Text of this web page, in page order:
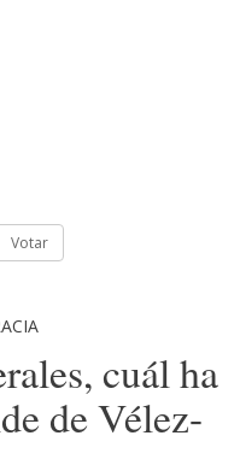
Votar
cuál ha
de Vélez-